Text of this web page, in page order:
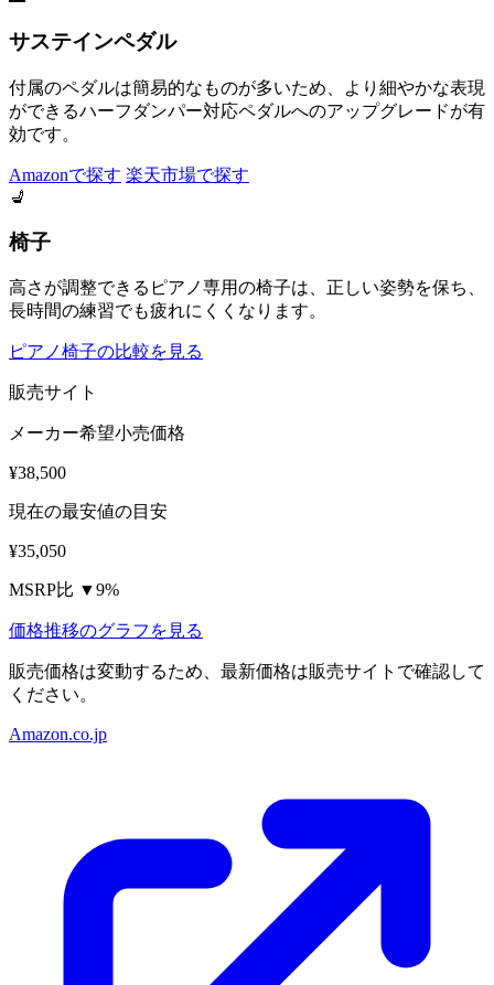
サステインペダル
付属のペダルは簡易的なものが多いため、より細やかな表現
ができるハーフダンパー対応ペダルへのアップグレードが有
効です。
Amazonで探す 楽天市場で探す
💺
椅子
高さが調整できるピアノ専用の椅子は、正しい姿勢を保ち、
長時間の練習でも疲れにくくなります。
ピアノ椅子の比較を見る
販売サイト
メーカー希望小売価格
¥38,500
現在の最安値の目安
¥35,050
MSRP比 ▼9%
価格推移のグラフを見る
販売価格は変動するため、最新価格は販売サイトで確認して
ください。
Amazon.co.jp